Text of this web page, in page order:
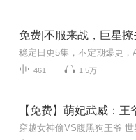
免费|不服来战，巨星
461 1.5万
【免费】萌妃武威：